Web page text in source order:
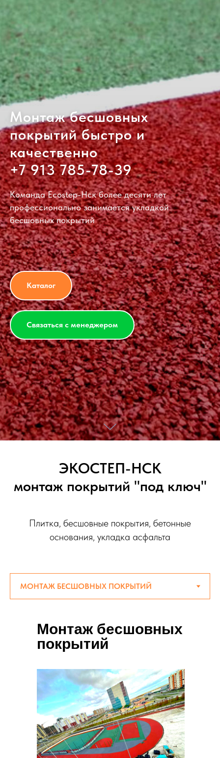
Монтаж бесшовных
покрытий быстро и
качественно
+7 913 785-78-39
Команда Ecostep-Нск более десяти лет
профессионально занимается укладкой
бесшовных покрытий
Каталог
Связаться с менеджером
ЭКОСТЕП-НСК
монтаж покрытий "под ключ"
Плитка, бесшовные покрытия, бетонные
основания, укладка асфальта
Монтаж бесшовных
покрытий